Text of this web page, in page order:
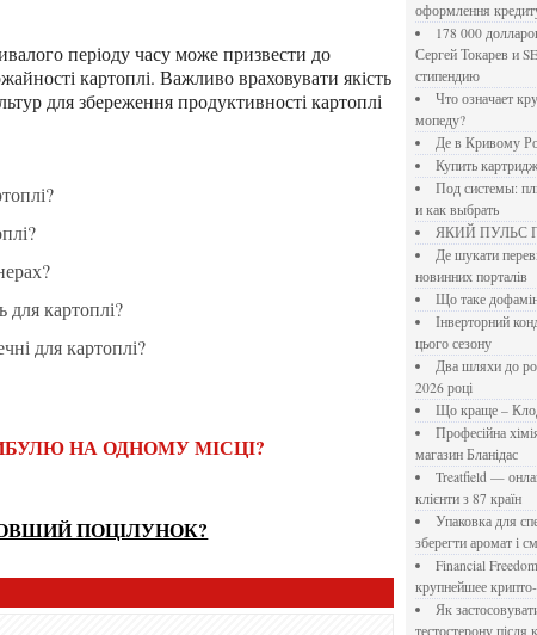
картоплі. Важливо враховувати якість
для збереження продуктивності картоплі
для картоплі?
для картоплі?
НА ОДНОМУ МІСЦІ?
ПОЦІЛУНОК?
оформлення
178 000 долларов на обучение в UC Berkeley Haas.
Сергей Токарев и
стипендию
Что означает крутящий момент применительно к
мопеду?
Де в Кривому
Купить
Под системы: плюсы и минусы, обзор производителей
и как выбрать
ЯКИЙ ПУЛЬС
Де шукати перевірені новини України: рейтинг
новинних порталів
Що таке
Інверторний кондиціонер до 18 000 грн: топ-5 моделей
цього сезону
Два шляхи до розлучення: що реально вигідніше у
2026 році
Що краще –
Професійна хімія та дезінфекція для бізнесу: інтернет-
магазин Бланідас
Treatfield — онлайн-психотерапія, якій довіряють
клієнти з 87 країн
Упаковка для спецій: як обрати матеріал і формат, щоб
зберегти аромат і
Financial Freedom Academy: что представляет собой
крупнейшее
Як застосовувати Прегніл для відновлення
тестостерону після